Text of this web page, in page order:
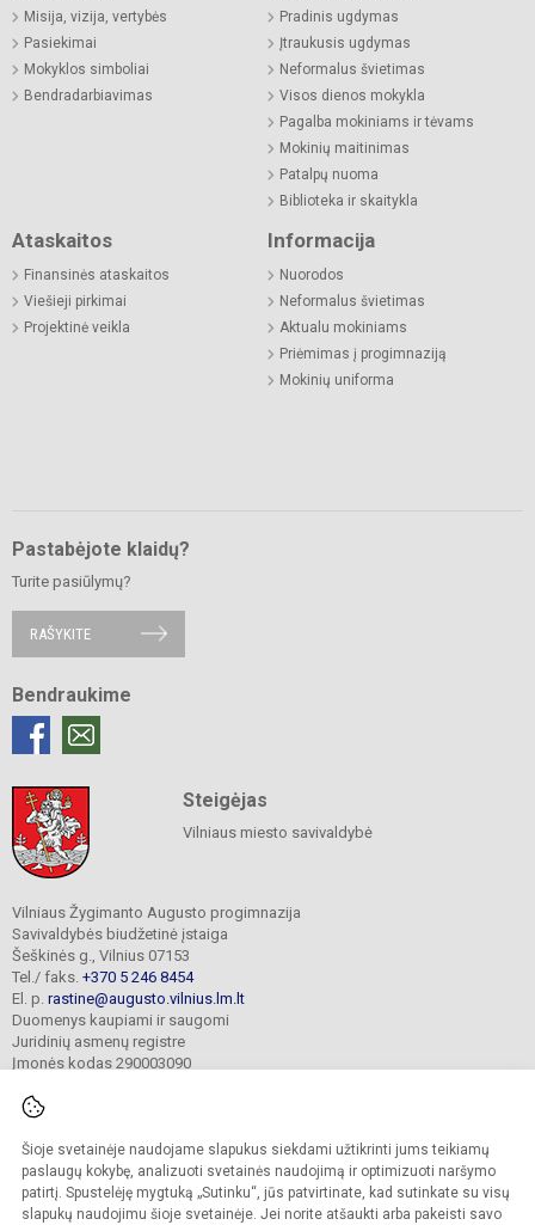
Šioje svetainėje naudojame slapukus siekdami užtikrinti jums teikiamų
paslaugų kokybę, analizuoti svetainės naudojimą ir optimizuoti naršymo
patirtį. Spustelėję mygtuką „Sutinku“, jūs patvirtinate, kad sutinkate su visų
slapukų naudojimu šioje svetainėje. Jei norite atšaukti arba pakeisti savo
Misija, vizija, vertybės
Pasiekimai
Mokyklos simboliai
Bendradarbiavimas
Pradinis ugdymas
Įtraukusis ugdymas
Neformalus švietimas
Visos dienos mokykla
Pagalba mokiniams ir tėvams
Mokinių maitinimas
Patalpų nuoma
Biblioteka ir skaitykla
Ataskaitos
Finansinės ataskaitos
Viešieji pirkimai
Projektinė veikla
Informacija
Nuorodos
Neformalus švietimas
Aktualu mokiniams
Priėmimas į progimnaziją
Mokinių uniforma
Pastabėjote klaidų?
Turite pasiūlymų?
RAŠYKITE
Bendraukime
Steigėjas
Vilniaus miesto savivaldybė
Vilniaus Žygimanto Augusto progimnazija
Savivaldybės biudžetinė įstaiga
Šeškinės g., Vilnius 07153
Tel./ faks. +370 5 246 8454
El. p. rastine@augusto.vilnius.lm.lt
Duomenys kaupiami ir saugomi
Juridinių asmenų registre
Įmonės kodas 290003090
© 2021. Vilniaus Žygimanto Augusto progimnazija. Visos teisės saugomos.
Kopijuoti turinį be raštiško mokyklos sutikimo griežtai draudžiama.
Versija neįgaliesiems Slapukų valdymas